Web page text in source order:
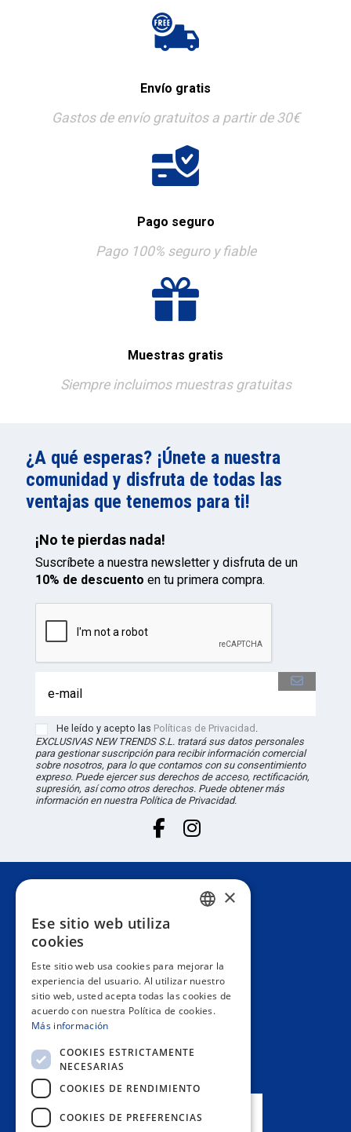
Envío gratis
Gastos de envío gratuitos a partir de 30€
Pago seguro
Pago 100% seguro y fiable
Muestras gratis
Siempre incluimos muestras gratuitas
¿A qué esperas? ¡Únete a nuestra
comunidad y disfruta de todas las
ventajas que tenemos para ti!
¡No te pierdas nada!
Suscríbete a nuestra newsletter y disfruta de un
10% de descuento en tu primera compra.
He leído y acepto las Políticas de Privacidad .
EXCLUSIVAS NEW TRENDS S.L. tratará sus datos personales
para gestionar suscripción para recibir información comercial
sobre nosotros, para lo que contamos con su consentimiento
expreso. Puede ejercer sus derechos de acceso, rectificación,
supresión, así como otros derechos. Puede obtener más
información en nuestra Política de Privacidad.
Información
Área privada
Contacto
NUESTRAS TIENDAS
ENGLISH
ITALIAN
×
Ese sitio web utiliza
cookies
Este sitio web usa cookies para mejorar la
experiencia del usuario. Al utilizar nuestro
sitio web, usted acepta todas las cookies de
acuerdo con nuestra Política de cookies.
Más información
COOKIES ESTRICTAMENTE
NECESARIAS
COOKIES DE RENDIMIENTO
COOKIES DE PREFERENCIAS